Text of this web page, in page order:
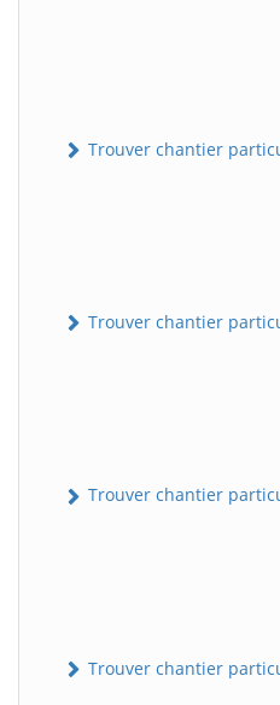
Trouver chantier
Trouver chantier
Trouver chantier
Trouver chantier